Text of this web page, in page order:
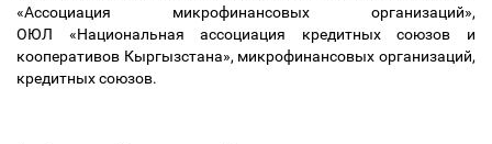
«Ассоциация микрофинансовых организаций»,
ОЮЛ «Национальная ассоциация кредитных союзов и
кооперативов Кыргызстана», микрофинансовых организаций,
кредитных союзов.